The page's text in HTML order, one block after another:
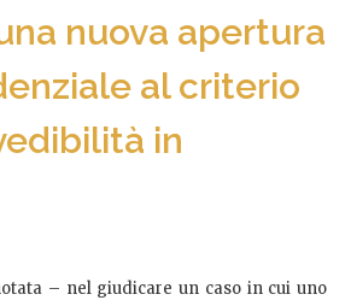
nuova apertura
al criterio
in
– nel giudicare un caso in cui uno